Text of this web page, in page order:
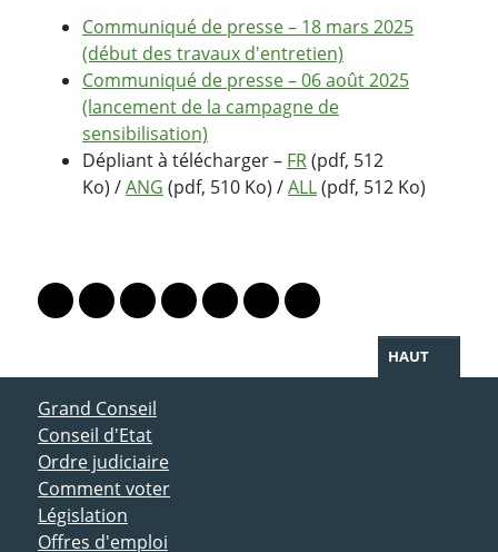
Communiqué de presse – 18 mars 2025
(début des travaux d'entretien)
Communiqué de presse–06 août 2025
(lancement de la campagne de
sensibilisation)
Dépliant à télécharger – FR(pdf, 512
Ko) /ANG (pdf, 510 Ko) /ALL(pdf, 512 Ko)
Lien vers le profil Mastodon
Lien vers le profil Bluesky
Lien vers le profil Instagram
Lien vers le profil Linkedin
Lien vers le profil Facebook
Lien vers le profil Twitter
Partager par WhatsApp
HAUT
ACCÈS DIRECT
Grand Conseil
Conseil d'Etat
Ordre judiciaire
Comment voter
Législation
Offres d'emploi